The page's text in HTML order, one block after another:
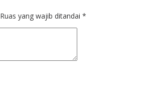
Ruas yang wajib ditandai *